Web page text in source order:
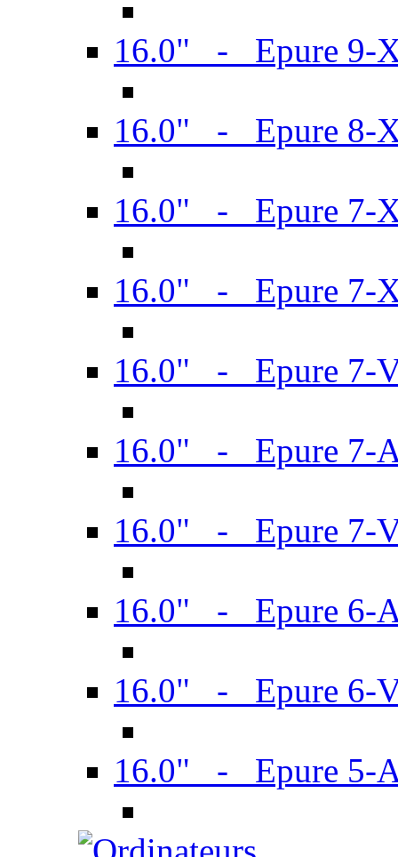
16.0" - Epure 9-
16.0" - Epure 8-
16.0" - Epure 7-
16.0" - Epure 7-
16.0" - Epure 7-
16.0" - Epure 7-
16.0" - Epure 7-
16.0" - Epure 6-
16.0" - Epure 6-
16.0" - Epure 5-